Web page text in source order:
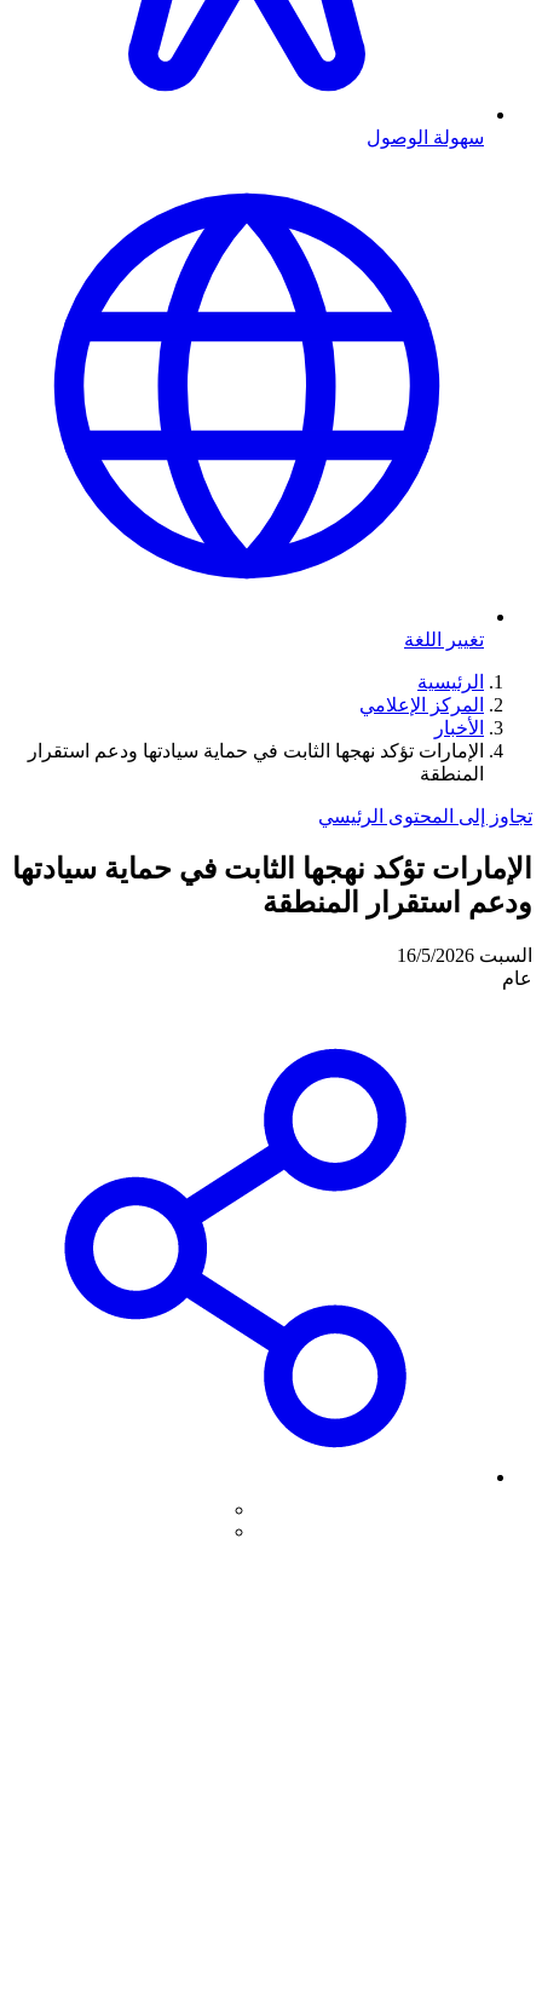
سهولة الوصول
تغيير اللغة
الرئيسية
المركز الإعلامي
الأخبار
الإمارات تؤكد نهجها الثابت في حماية سيادتها ودعم استقرار
المنطقة
تجاوز إلى المحتوى الرئيسي
الإمارات تؤكد نهجها الثابت في حماية سيادتها
ودعم استقرار المنطقة
السبت 16/5/2026
عام